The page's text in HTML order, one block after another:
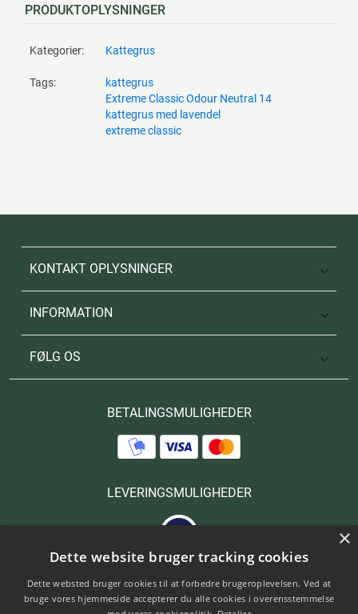
PRODUKTOPLYSNINGER
Kategorier: Kattegrus
Tags:
kattegrus
Extreme Classic Odour Neutral 14
kattegrus med lavendel
extreme classic
KONTAKT OPLYSNINGER 
INFORMATION 
FØLG OS 
BETALINGSMULIGHEDER
LEVERINGSMULIGHEDER
Dette website bruger tracking cookies
Dette websted bruger cookies til at forbedre brugeroplevelsen. Ved at
bruge vores hjemmeside accepterer du alle cookies i overensstemmelse
×